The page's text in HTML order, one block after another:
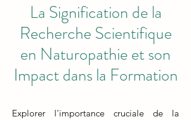
La Signification de la
Recherche Scientifique
en Naturopathie et son
Impact dans la Formation
Explorer l'importance cruciale de la